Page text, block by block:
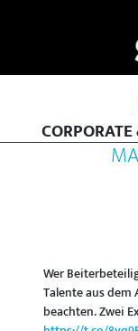
Wer
Talente aus
beachten. Zwei